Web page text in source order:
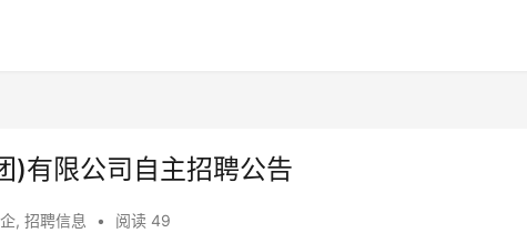
)有限公司自主招聘公告
, 招聘信息 • 阅读 49